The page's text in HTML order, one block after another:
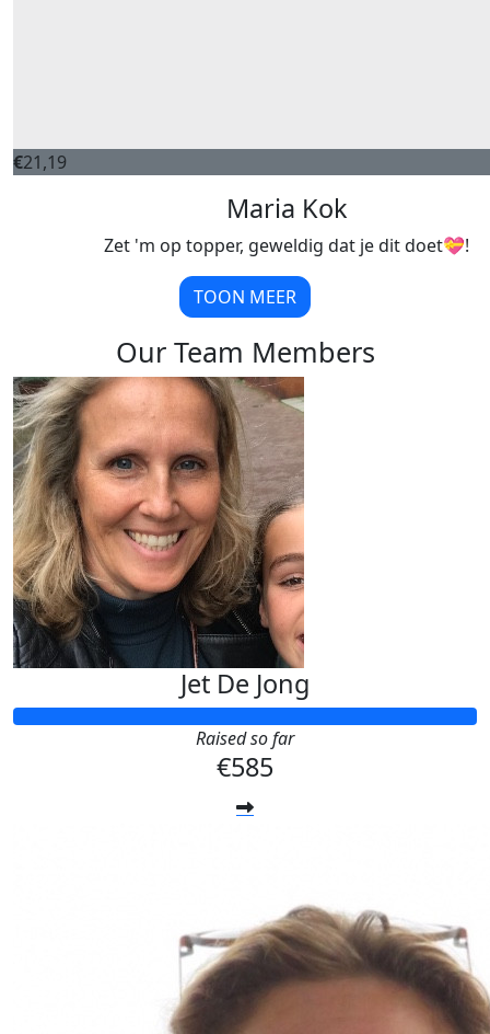
€21,19
Maria Kok
Zet 'm op topper, geweldig dat je dit doet💝!
TOON MEER
Our Team Members
Jet De Jong
Raised so far
€585